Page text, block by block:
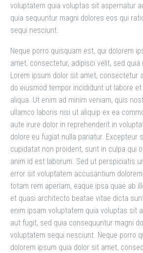
voluptatem quia voluptas sit aspernatur
quia sequuntur magni dolores eos qui
sequi nesciunt.
Neque porro quisquam est, qui dolorem
amet, consectetur, adipisci velit, sed quia
Lorem ipsum dolor sit amet, consectetur
do eiusmod tempor incididunt ut labore
aliqua. Ut enim ad minim veniam, quis
ullamco laboris nisi ut aliquip ex ea
aute irure dolor in reprehenderit in
dolore eu fugiat nulla pariatur. Excepteur
cupidatat non proident, sunt in culpa qui
anim id est laborum. Sed ut perspiciatis
error sit voluptatem accusantium
totam rem aperiam, eaque ipsa quae ab
et quasi architecto beatae vitae dicta
enim ipsam voluptatem quia voluptas sit
aut fugit, sed quia consequuntur magni
voluptatem sequi nesciunt. Neque porro
dolorem ipsum quia dolor sit amet,